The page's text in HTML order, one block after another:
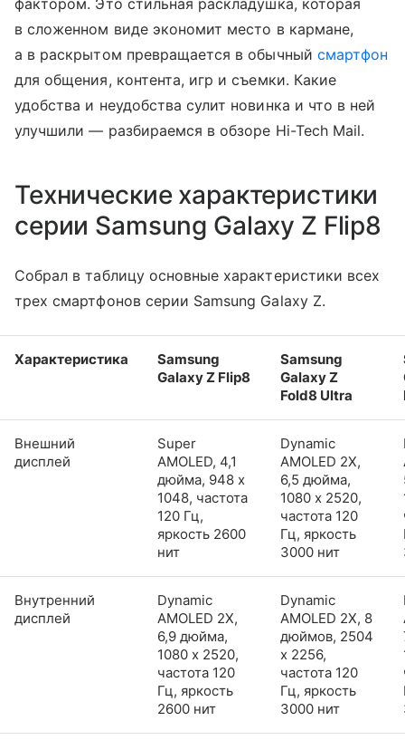
в сложенном виде экономит место в кармане,
а в раскрытом превращается в обычный смартфон
для общения, контента, игр и съемки. Какие
удобства и неудобства сулит новинка и что в ней
улучшили — разбираемся в обзоре Hi-Tech Mail.
Технические характеристики
серии Samsung Galaxy Z Flip8
Собрал в таблицу основные характеристики всех
трех смартфонов серии Samsung Galaxy Z.
Характеристика
Samsung
Galaxy Z Flip8
Samsung
Galaxy Z
Fold8 Ultra
Внешний
дисплей
Super
AMOLED, 4,1
дюйма, 948 x
1048, частота
120 Гц,
яркость 2600
нит
Dynamic
AMOLED 2X,
6,5 дюйма,
1080 x 2520,
частота 120
Гц, яркость
3000 нит
Внутренний
дисплей
Dynamic
AMOLED 2X,
6,9 дюйма,
1080 x 2520,
частота 120
Гц, яркость
2600 нит
Dynamic
AMOLED 2X, 8
дюймов, 2504
x 2256,
частота 120
Гц, яркость
3000 нит